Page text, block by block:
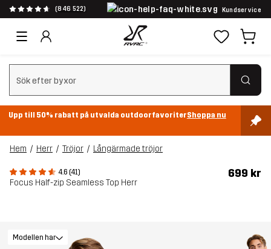
(846 522) Kundservice
Rensa sök
Upp till 50% rabatt på utvalda outdoorfavoriterShoppa nu
Hem Herr Tröjor Långärmade tröjor
4.6 (41)
Focus Half-zip Seamless Top Herr
699 kr
Modellen har